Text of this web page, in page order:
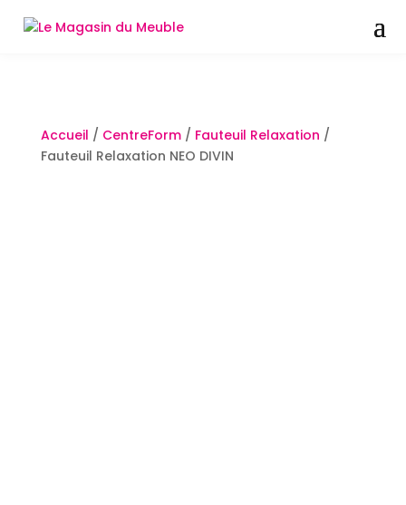
Accueil / CentreForm/ Fauteuil Relaxation /
Fauteuil Relaxation NEO DIVIN